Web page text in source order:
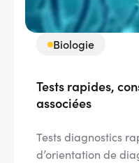
Biologie
Tests rapides,
associées
Tests diagnostics
d’orientation de